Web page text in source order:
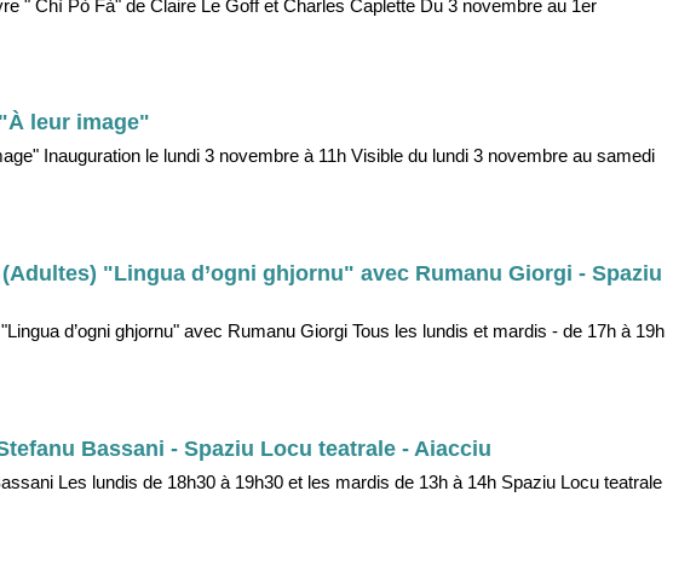
" Chì Pò Fà" de Claire Le Goff et Charles Caplette Du 3 novembre au 1er
leur image"
Inauguration le lundi 3 novembre à 11h Visible du lundi 3 novembre au samedi
"Lingua d’ogni ghjornu" avec Rumanu Giorgi - Spaziu
d’ogni ghjornu" avec Rumanu Giorgi Tous les lundis et mardis - de 17h à 19h
Bassani - Spaziu Locu teatrale - Aiacciu
Les lundis de 18h30 à 19h30 et les mardis de 13h à 14h Spaziu Locu teatrale